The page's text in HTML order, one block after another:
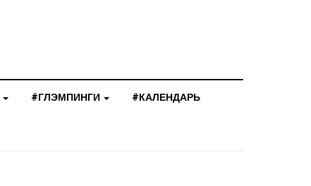
#ГЛЭМПИНГИ #КАЛЕНДАРЬ